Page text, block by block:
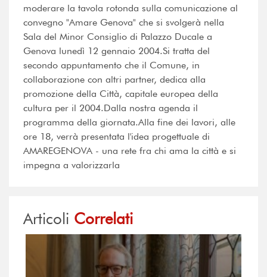
moderare la tavola rotonda sulla comunicazione al
convegno "Amare Genova" che si svolgerà nella
Sala del Minor Consiglio di Palazzo Ducale a
Genova lunedì 12 gennaio 2004.Si tratta del
secondo appuntamento che il Comune, in
collaborazione con altri partner, dedica alla
promozione della Città, capitale europea della
cultura per il 2004.Dalla nostra agenda il
programma della giornata.Alla fine dei lavori, alle
ore 18, verrà presentata l'idea progettuale di
AMAREGENOVA - una rete fra chi ama la città e si
impegna a valorizzarla
Articoli Correlati